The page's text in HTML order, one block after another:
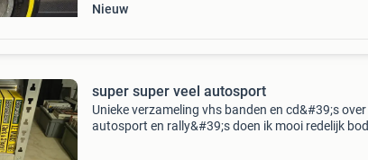
Nieuw
super super veel autosport
Unieke verzameling vhs banden en cd&#39;s over
autosport en rally&#39;s doen ik mooi redelijk bod